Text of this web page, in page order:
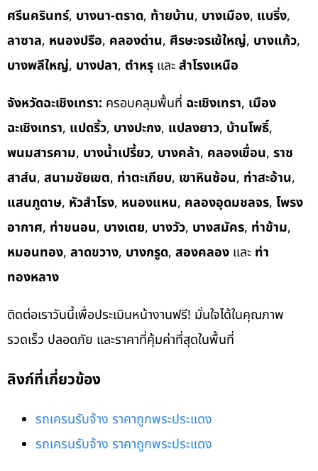
ศรีนครินทร์, บางนา-ตราด, ท้ายบ้าน, บางเมือง, แบริ่ง,
ลาซาล, หนองปรือ, คลองด่าน, ศีรษะจรเข้ใหญ่, บางแก้ว,
บางพลีใหญ่, บางปลา, ตำหรุ และสำโรงเหนือ
จังหวัดฉะเชิงเทรา: ครอบคลุมพื้นที่ ฉะเชิงเทรา, เมือง
ฉะเชิงเทรา, แปดริ้ว, บางปะกง, แปลงยาว, บ้านโพธิ์,
พนมสารคาม, บางน้ำเปรี้ยว, บางคล้า, คลองเขื่อน, ราช
สาส์น, สนามชัยเขต, ท่าตะเกียบ, เขาหินซ้อน, ท่าสะอ้าน,
แสนภูดาษ, หัวสำโรง, หนองแหน, คลองอุดมชลจร, โพรง
อากาศ, ท่าขนอน, บางเตย, บางวัว, บางสมัคร, ท่าข้าม,
หมอนทอง, ลาดขวาง, บางกรูด, สองคลอง และ ท่า
ทองหลาง
ติดต่อเราวันนี้เพื่อประเมินหน้างานฟรี! มั่นใจได้ในคุณภาพ
รวดเร็ว ปลอดภัย และราคาที่คุ้มค่าที่สุดในพื้นที่
ลิงก์ที่เกี่ยวข้อง
รถเครนรับจ้าง ราคาถูกพระประแดง
รถเครนรับจ้าง ราคาถูกพระประแดง